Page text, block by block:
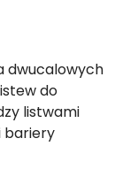
dwucalowych
do
listwami
bariery